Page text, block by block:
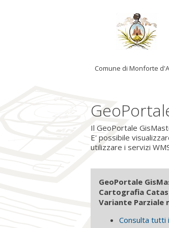
Comune di Monforte
Il GeoPortale
E' possibile
utilizzare i servizi
GeoPortale
Cartografia
Variante Parziale
Consulta tutti